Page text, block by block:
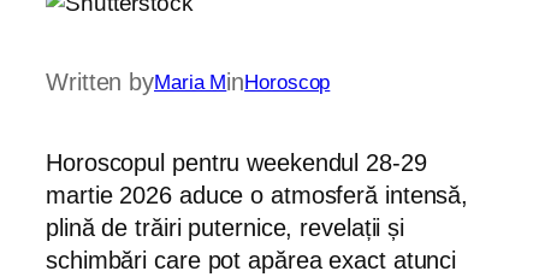
Written byMaria MinHoroscop
Horoscopul pentru weekendul 28-29
martie 2026 aduce o atmosferă intensă,
plină de trăiri puternice, revelații și
schimbări care pot apărea exact atunci